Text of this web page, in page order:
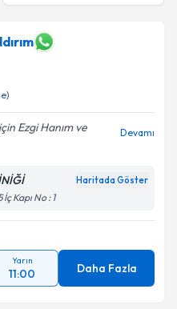
Ezgi Hanım ve
Devamı
Haritada Göster
Kapı No : 1
Yarın
11:00 Daha Fazla